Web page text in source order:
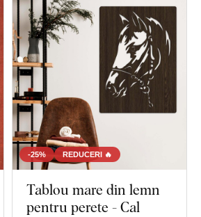
-25% REDUCERI 🔥
Tablou mare din lemn
pentru perete - Cal